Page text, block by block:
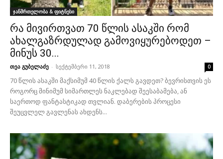
ჯანმრთელობა & ფიტნესი
რა მივირთვათ 70 წლის ასაკში რომ
ახალგაზრდულად გამოვიყურებოდეთ –
მინუს 30...
თეა გუბელაძე - სექტემბერი 11, 2018 0
70 წლის ასაკში მაქსიმუმ 40 წლის ქალს გავდეთ? ბევრისთვის ეს
როგორც მინიმუმ სიმართლეს ნაკლებად შეესაბამება, ან
საერთოდ ფანტასტიკად თვლიან. დაბერების პროცესი
შეუცვლელ გავლენას ახდენს...